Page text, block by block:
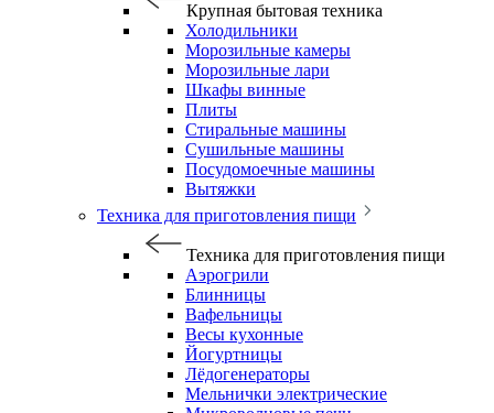
Крупная бытовая техника
Холодильники
Морозильные камеры
Морозильные лари
Шкафы винные
Плиты
Стиральные машины
Сушильные машины
Посудомоечные машины
Вытяжки
Техника для приготовления пищи
Техника для приготовления пищи
Аэрогрили
Блинницы
Вафельницы
Весы кухонные
Йогуртницы
Лёдогенераторы
Мельнички электрические